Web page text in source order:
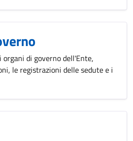
di governo dell'Ente,
le registrazioni delle sedute e i